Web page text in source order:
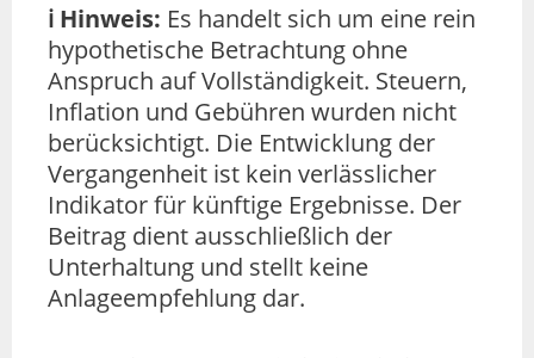
ℹ️ Hinweis: Es handelt sich um eine rein
hypothetische Betrachtung ohne
Anspruch auf Vollständigkeit. Steuern,
Inflation und Gebühren wurden nicht
berücksichtigt. Die Entwicklung der
Vergangenheit ist kein verlässlicher
Indikator für künftige Ergebnisse. Der
Beitrag dient ausschließlich der
Unterhaltung und stellt keine
Anlageempfehlung dar.